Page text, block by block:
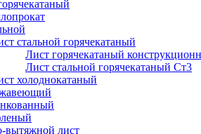
стальной горячекатаный
Лист горячекатаный
Лист стальной горячекатаный Ст3
холоднокатаный
вытяжной лист